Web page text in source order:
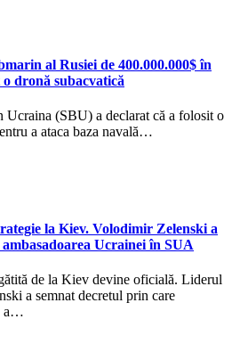
al Rusiei de 400.000.000$ în
dronă subacvatică
Ucraina (SBU) a declarat că a folosit o
a ataca baza navală…
la Kiev. Volodimir Zelenski a
Ucrainei în SUA
de la Kiev devine oficială. Liderul
a semnat decretul prin care
a…